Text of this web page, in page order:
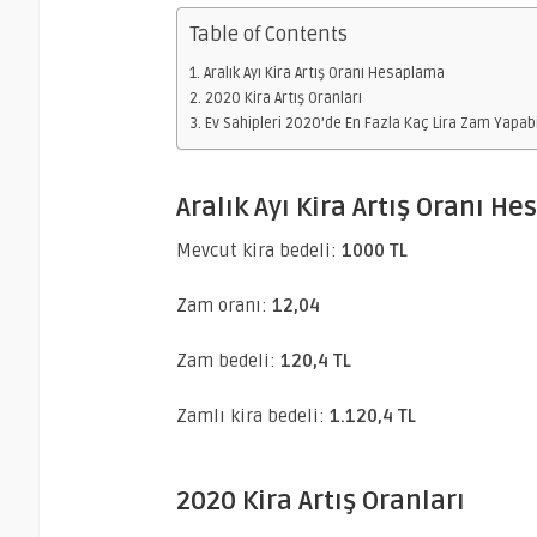
Table of Contents
Aralık Ayı Kira Artış Oranı Hesaplama
2020 Kira Artış Oranları
Ev Sahipleri 2020’de En Fazla Kaç Lira Zam
Aralık Ayı Kira Artış Oranı
Mevcut kira bedeli: 1000 TL
Zam oranı: 12,04
Zam bedeli: 120,4 TL
Zamlı kira bedeli: 1.120,4 TL
2020 Kira Artış Oranları